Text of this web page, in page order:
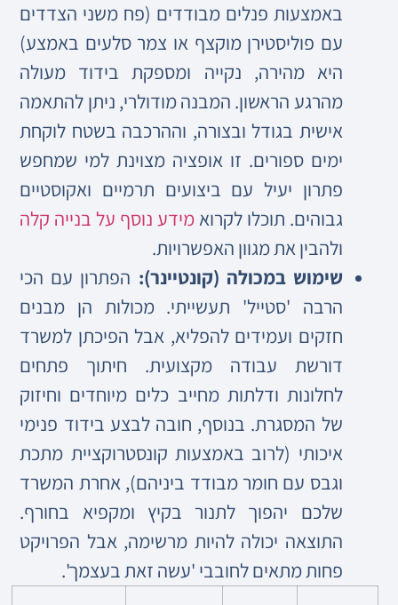
באמצעות פנלים מבודדים (פח משני הצדדים
עם פוליסטירן מוקצף או צמר סלעים באמצע)
היא מהירה, נקייה ומספקת בידוד מעולה
מהרגע הראשון. המבנה מודולרי, ניתן להתאמה
אישית בגודל ובצורה, וההרכבה בשטח לוקחת
ימים ספורים. זו אופציה מצוינת למי שמחפש
פתרון יעיל עם ביצועים תרמיים ואקוסטיים
גבוהים. תוכלו לקרואמידע נוסף על בנייה קלה
ולהבין את מגוון האפשרויות.
שימוש במכולה (קונטיינר):הפתרון עם הכי
הרבה 'סטייל' תעשייתי. מכולות הן מבנים
חזקים ועמידים להפליא, אבל הפיכתן למשרד
דורשת עבודה מקצועית. חיתוך פתחים
לחלונות ודלתות מחייב כלים מיוחדים וחיזוק
של המסגרת. בנוסף, חובה לבצע בידוד פנימי
איכותי (לרוב באמצעות קונסטרוקציית מתכת
וגבס עם חומר מבודד ביניהם), אחרת המשרד
שלכם יהפוך לתנור בקיץ ומקפיא בחורף.
התוצאה יכולה להיות מרשימה, אבל הפרויקט
פחות מתאים לחובבי 'עשה זאת בעצמך'.